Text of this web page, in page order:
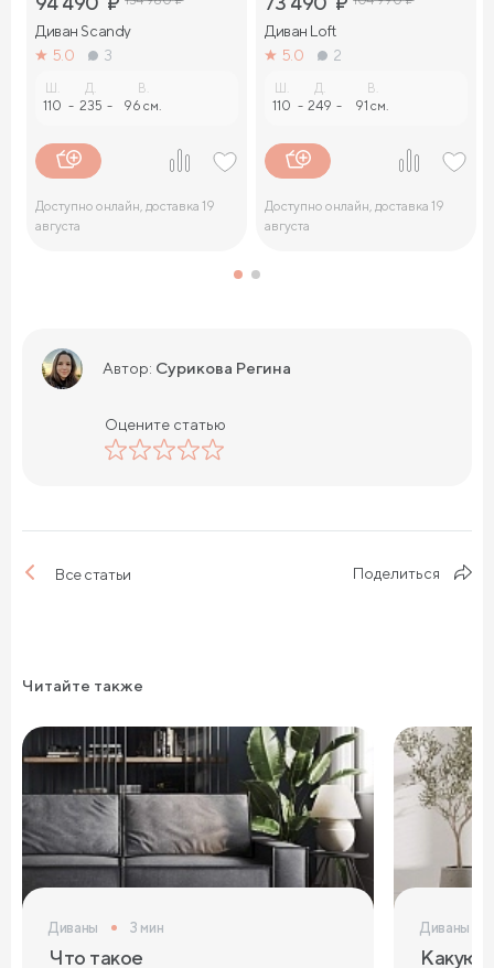
Диван Sсandy
5.0
3
Ш.
110 -
Д.
235 -
В.
96 см.
Доступно онлайн, доставка 19
августа
Диван Loft
5.0
2
Ш.
110 -
Д.
249 -
В.
91 см.
Доступно онлайн, доставка 19
августа
Автор: Сурикова Регина
Оцените статью
Все статьи Поделиться
Читайте также
Диваны 3 мин
Что такое
Диваны
Какую